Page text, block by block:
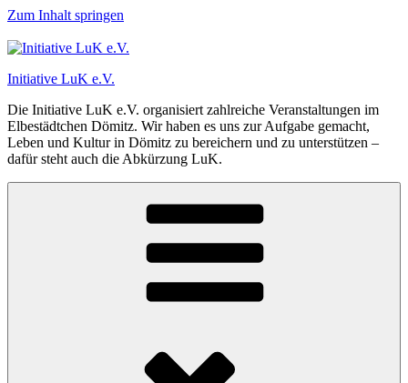
Zum Inhalt springen
Initiative LuK e.V.
Die Initiative LuK e.V. organisiert zahlreiche Veranstaltungen im
Elbestädtchen Dömitz. Wir haben es uns zur Aufgabe gemacht,
Leben und Kultur in Dömitz zu bereichern und zu unterstützen –
dafür steht auch die Abkürzung LuK.